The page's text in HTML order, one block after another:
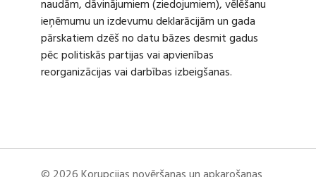
naudām, dāvinājumiem (ziedojumiem), vēlēšanu
ieņēmumu un izdevumu deklarācijām un gada
pārskatiem dzēš no datu bāzes desmit gadus
pēc politiskās partijas vai apvienības
reorganizācijas vai darbības izbeigšanas.